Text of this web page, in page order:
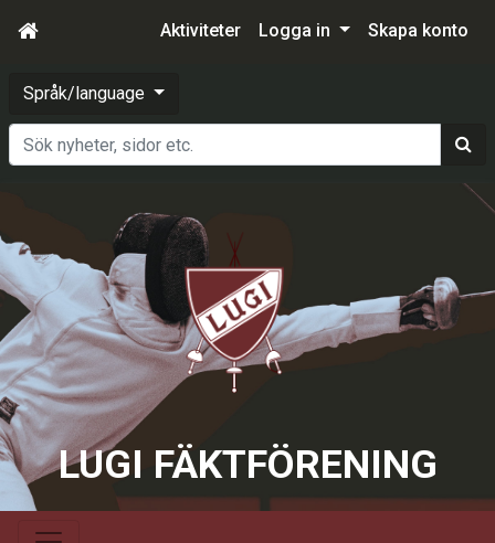
Aktiviteter Logga in Skapa konto
Språk/language
Sök
LUGI FÄKTFÖRENING